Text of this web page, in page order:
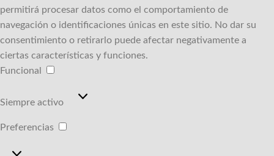
permitirá procesar datos como el comportamiento de
navegación o identificaciones únicas en este sitio. No dar su
consentimiento o retirarlo puede afectar negativamente a
ciertas características y funciones.
Funcional
Siempre activo
Preferencias
Preferencias